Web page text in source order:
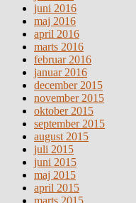
juni 2016
maj 2016
april 2016
marts 2016
februar 2016
januar 2016
december 2015
november 2015
oktober 2015
september 2015
august 2015
juli 2015
juni 2015
maj 2015
april 2015
marts 2015